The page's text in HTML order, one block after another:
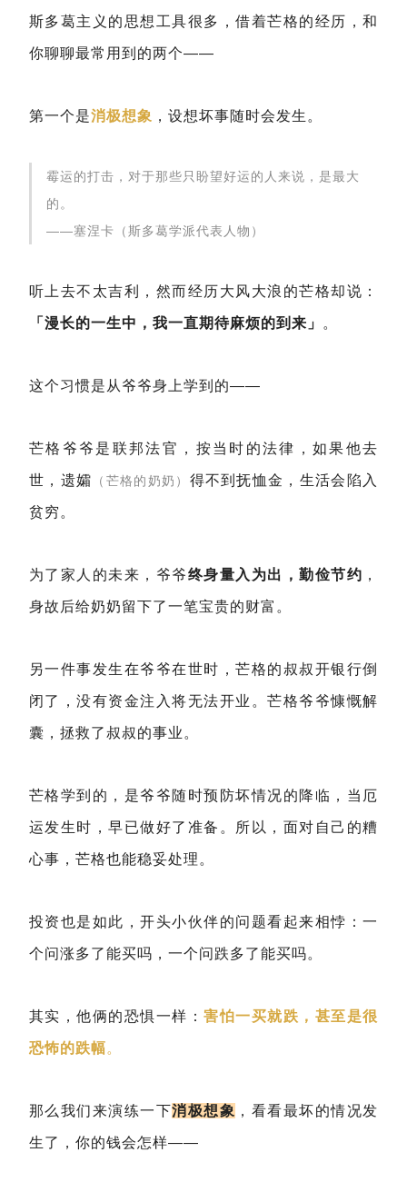
斯多葛主义的思想工具很多，借着芒格的经历，和
你聊聊最常用到的两个——
第一个是消极想象 ，设想坏事随时会发生。
霉运的打击，对于那些只盼望好运的人来说，是最大
的。
——塞涅卡（斯多葛学派代表人物）
听上去不太吉利，然而经历大风大浪的芒格却说：
「漫长的一生中，我一直期待麻烦的到来」 。
这个习惯是从爷爷身上学到的——
芒格爷爷是联邦法官，按当时的法律，如果他去
世，遗孀 （芒格的奶奶） 得不到抚恤金，生活会陷入
贫穷。
为了家人的未来，爷爷终身量入为出，勤俭节约 ，
身故后给奶奶留下了一笔宝贵的财富。
另一件事发生在爷爷在世时，芒格的叔叔开银行倒
闭了，没有资金注入将无法开业。芒格爷爷慷慨解
囊，拯救了叔叔的事业。
芒格学到的，是爷爷随时预防坏情况的降临，当厄
运发生时，早已做好了准备。所以，面对自己的糟
心事，芒格也能稳妥处理。
投资也是如此，开头小伙伴的问题看起来相悖：一
个问涨多了能买吗，一个问跌多了能买吗。
其实，他俩的恐惧一样：害怕一买就跌，甚至是很
恐怖的跌幅。
那么我们来演练一下消极想象 ，看看最坏的情况发
生了，你的钱会怎样——